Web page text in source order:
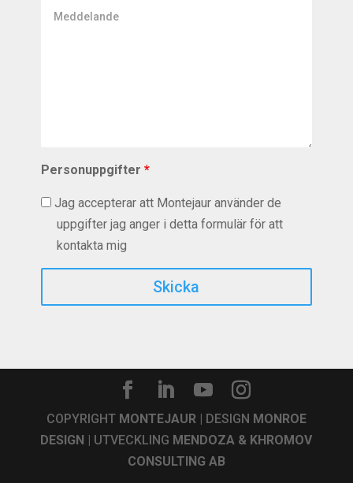
Personuppgifter*
Jag accepterar att Montejaur använder de
uppgifter jag anger i detta formulär för att
kontakta mig
COPYRIGHT MONTEJAUR| DESIGN MONROE
DESIGN
| UTVECKLING MENDOZA & KHROMOV
CONSULTING AB